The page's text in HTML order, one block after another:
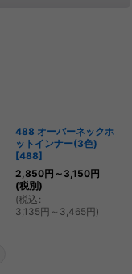
488 オーバーネックホ
ットインナー(3色)
[488]
2,850円 ～3,150円
(税別)
(税込 :
3,135円 ～3,465円)